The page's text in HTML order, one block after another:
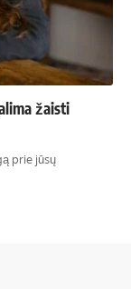
žaisti
prie jūsų